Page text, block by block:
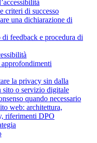
criteri di successo
una dichiarazione di
feedback e procedura di
la privacy sin dalla
sito o servizio digitale
quando necessario
web: architettura,
riferimenti DPO